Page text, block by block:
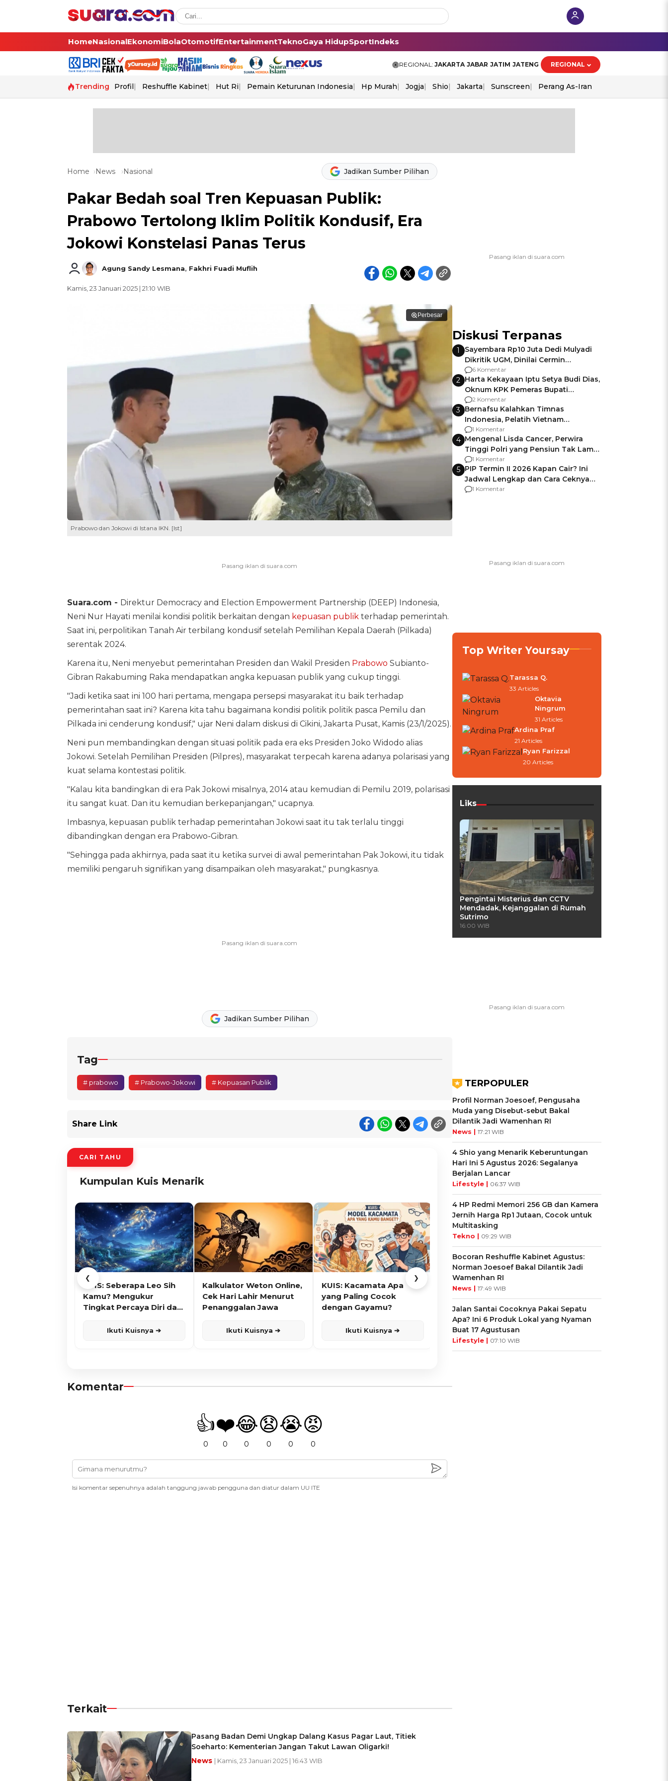
HomeNasionalEkonomiBolaOtomotifEntertainmentTeknoGaya HidupSportIndeks
REGIONAL: JAKARTA JABAR JATIM JATENG REGIONAL
Trending Profil Reshuffle Kabinet Hut Ri Pemain Keturunan Indonesia Hp Murah Jogja Shio Jakarta Sunscreen Perang As-Iran
Home News Nasional Jadikan Sumber Pilihan
Pakar Bedah soal Tren Kepuasan Publik:
Prabowo Tertolong Iklim Politik Kondusif, Era
Jokowi Konstelasi Panas Terus
Agung Sandy Lesmana, Fakhri Fuadi Muflih
Kamis, 23 Januari 2025 | 21:10 WIB
Perbesar
Prabowo dan Jokowi di Istana IKN. [Ist]
Suara.com - Direktur Democracy and Election Empowerment Partnership (DEEP) Indonesia,
Neni Nur Hayati menilai kondisi politik berkaitan dengan kepuasan publik terhadap pemerintah.
Saat ini, perpolitikan Tanah Air terbilang kondusif setelah Pemilihan Kepala Daerah (Pilkada)
serentak 2024.
Karena itu, Neni menyebut pemerintahan Presiden dan Wakil Presiden Prabowo Subianto-
Gibran Rakabuming Raka mendapatkan angka kepuasan publik yang cukup tinggi.
"Jadi ketika saat ini 100 hari pertama, mengapa persepsi masyarakat itu baik terhadap
pemerintahan saat ini? Karena kita tahu bagaimana kondisi politik politik pasca Pemilu dan
Pilkada ini cenderung kondusif," ujar Neni dalam diskusi di Cikini, Jakarta Pusat, Kamis (23/1/2025).
Neni pun membandingkan dengan situasi politik pada era eks Presiden Joko Widodo alias
Jokowi. Setelah Pemilihan Presiden (Pilpres), masyarakat terpecah karena adanya polarisasi yang
kuat selama kontestasi politik.
"Kalau kita bandingkan di era Pak Jokowi misalnya, 2014 atau kemudian di Pemilu 2019, polarisasi
itu sangat kuat. Dan itu kemudian berkepanjangan," ucapnya.
Imbasnya, kepuasan publik terhadap pemerintahan Jokowi saat itu tak terlalu tinggi
dibandingkan dengan era Prabowo-Gibran.
"Sehingga pada akhirnya, pada saat itu ketika survei di awal pemerintahan Pak Jokowi, itu tidak
memiliki pengaruh signifikan yang disampaikan oleh masyarakat," pungkasnya.
Jadikan Sumber Pilihan
Tag
# prabowo # Prabowo-Jokowi # Kepuasan Publik
Share Link
CARI TAHU
Kumpulan Kuis Menarik
❮
KUIS: Seberapa Leo Sih
Kamu? Mengukur
Tingkat Percaya Diri dan
Ikuti Kuisnya ➔
Kalkulator Weton Online,
Cek Hari Lahir Menurut
Penanggalan Jawa
Ikuti Kuisnya ➔
KUIS: Kacamata Apa
yang Paling Cocok
dengan Gayamu?
Ikuti Kuisnya ➔
KUIS: Sepatu Mana yang
Kepribadianmu?
Ikuti Kuisnya ➔
Cancer?
❯
Komentar
👍
0
❤️
0
😂
0
😧
0
😭
0
😡
0
Isi komentar sepenuhnya adalah tanggung jawab pengguna dan diatur dalam UU ITE
Terkait
Pasang Badan Demi Ungkap Dalang Kasus Pagar Laut, Titiek
Soeharto: Kementerian Jangan Takut Lawan Oligarki!
News | Kamis, 23 Januari 2025 | 16:43 WIB
Diskusi Terpanas
1
Sayembara Rp10 Juta Dedi Mulyadi
Dikritik UGM, Dinilai Cermin
Gagalnya Negara Jamin Keamanan
6 Komentar
2 Harta Kekayaan Iptu Setya Budi Dias,
Oknum KPK Pemeras Bupati
Pemalang
2 Komentar
3 Bernafsu Kalahkan Timnas
Indonesia, Pelatih Vietnam
Berencana Pakai Jimat di Pakansari
1 Komentar
4 Mengenal Lisda Cancer, Perwira
Tinggi Polri yang Pensiun Tak Lama
Usai Jadi Brigjen
1 Komentar
5 PIP Termin II 2026 Kapan Cair? Ini
Jadwal Lengkap dan Cara Ceknya
agar Dana Tidak Hangus!
1 Komentar
Top Writer Yoursay
Tarassa Q.
33 Articles
Oktavia
Ningrum
31 Articles
Ardina Praf
21 Articles
Ryan Farizzal
20 Articles
Liks
Pengintai Misterius dan CCTV
Mendadak, Kejanggalan di Rumah
Sutrimo
16:00 WIB
TERPOPULER
Profil Norman Joesoef, Pengusaha
Muda yang Disebut-sebut Bakal
Dilantik Jadi Wamenhan RI
News | 17:21 WIB
4 Shio yang Menarik Keberuntungan
Hari Ini 5 Agustus 2026: Segalanya
Berjalan Lancar
Lifestyle | 06:37 WIB
4 HP Redmi Memori 256 GB dan Kamera
Jernih Harga Rp1 Jutaan, Cocok untuk
Multitasking
Tekno | 09:29 WIB
Bocoran Reshuffle Kabinet Agustus:
Norman Joesoef Bakal Dilantik Jadi
Wamenhan RI
News | 17:49 WIB
Jalan Santai Cocoknya Pakai Sepatu
Apa? Ini 6 Produk Lokal yang Nyaman
Buat 17 Agustusan
Lifestyle | 07:10 WIB